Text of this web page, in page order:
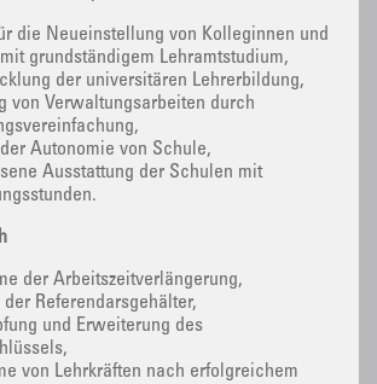
die Neueinstellung von Kolleginnen und
grundständigem Lehramtstudium,
der universitären Lehrerbildung,
von Verwaltungsarbeiten durch
Autonomie von Schule,
Ausstattung der Schulen mit
der Arbeitszeitverlängerung,
der Referendarsgehälter,
und Erweiterung des
von Lehrkräften nach erfolgreichem